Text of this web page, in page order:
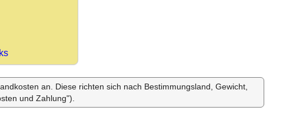
an. Diese richten sich nach Bestimmungsland, Gewicht,
und Zahlung").